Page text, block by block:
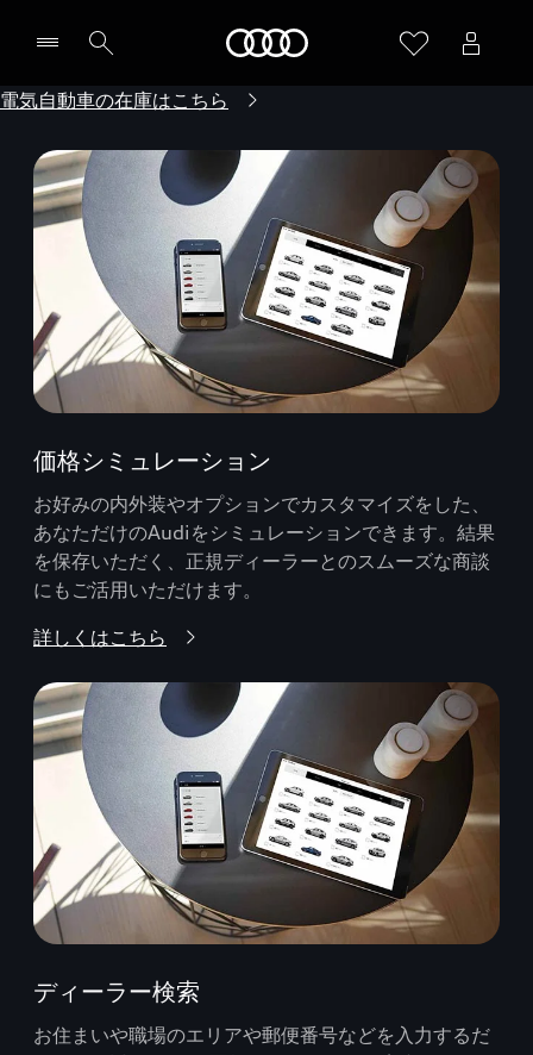
電気自動車の在庫はこちら
価格シミュレーション
お好みの内外装やオプションでカスタマイズをした、
あなただけのAudiをシミュレーションできます。結果
を保存いただく、正規ディーラーとのスムーズな商談
にもご活用いただけます。
詳しくはこちら
ディーラー検索
お住まいや職場のエリアや郵便番号などを入力するだ